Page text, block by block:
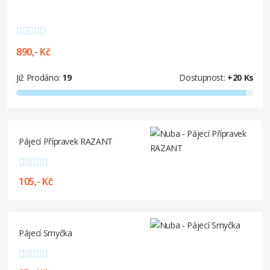
890,- Kč
Již Prodáno: 19 Dostupnost: +20 Ks
Pájecí Přípravek RAZANT
105,- Kč
Pájecí Smyčka